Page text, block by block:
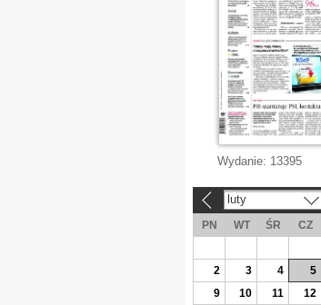
Wydanie: 13395
luty
PN WT ŚR CZ
2
3 4 5
9
10 11 12